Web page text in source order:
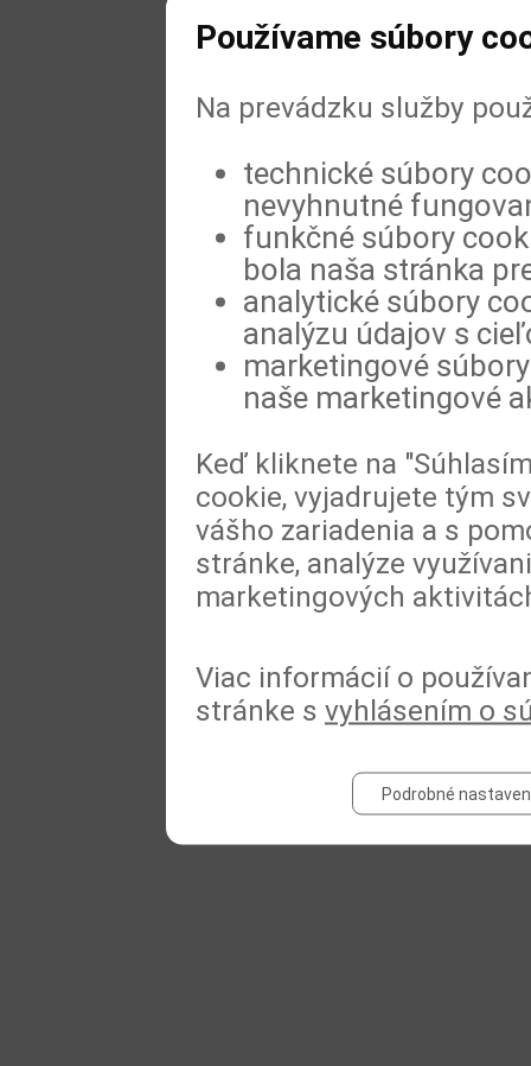
Používame súbory
Na prevádzku služby
technické súbory
nevyhnutné
funkčné súbory
bola naša stránka
analytické súbory
analýzu údajov s
marketingové
naše marketingové
Keď kliknete na
cookie, vyjadrujete tým
vášho zariadenia a s
stránke, analýze
marketingových
Viac informácií o
stránke s vyhlásením o
Podrobné